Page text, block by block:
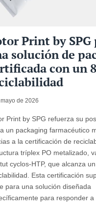
Print by SPG
solución de
con un
de 2026
Print by SPG refuerza su
un packaging farmacéutico
a la certificación de
tríplex PO metalizado,
cyclos-HTP, que alcanza
Esta certificación
para una solución diseñada
para responder a